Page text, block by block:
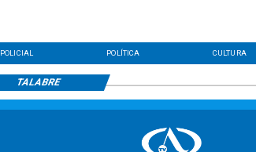
POLICIAL POLÍTICA CULTURA
TALABRE